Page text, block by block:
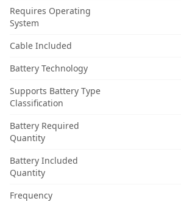
Requires Operating
System
Cable Included
Battery Technology
Supports Battery Type
Classification
Battery Required
Quantity
Battery Included
Quantity
Frequency